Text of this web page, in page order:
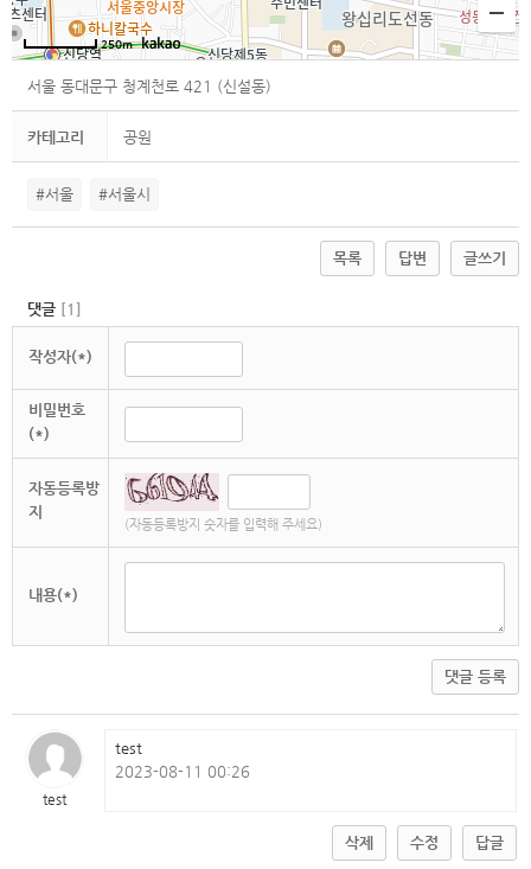
250m
서울 동대문구 청계천로 421 (신설동)
카테고리 공원
#서울 #서울시
목록 답변 글쓰기
댓글 [ 1 ]
작성자(*)
비밀번호
(*)
자동등록방
지
(자동등록방지 숫자를 입력해 주세요)
내용(*)
댓글 등록
test
test
2023-08-11 00:26
삭제 수정 답글